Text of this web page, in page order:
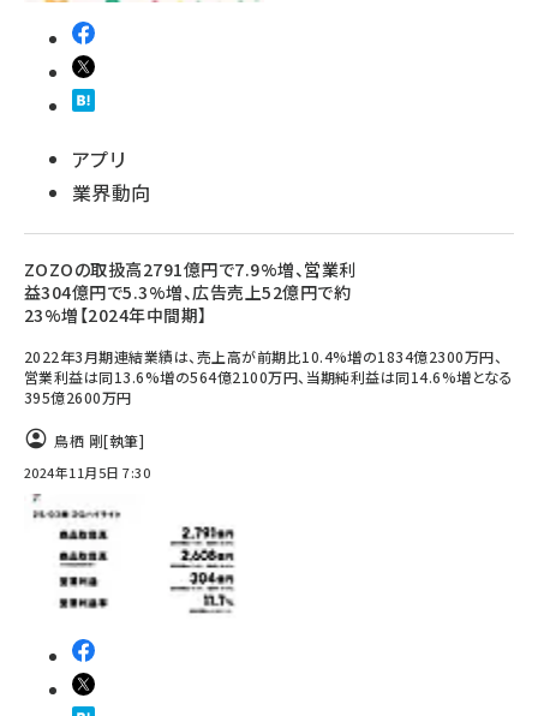
アプリ
業界動向
ZOZOの取扱高2791億円で7.9%増、営業利
益304億円で5.3%増、広告売上52億円で約
23%増【2024年中間期】
2022年3月期連結業績は、売上高が前期比10.4%増の1834億2300万円、
営業利益は同13.6%増の564億2100万円、当期純利益は同14.6%増となる
395億2600万円
鳥栖 剛[執筆]
2024年11月5日 7:30